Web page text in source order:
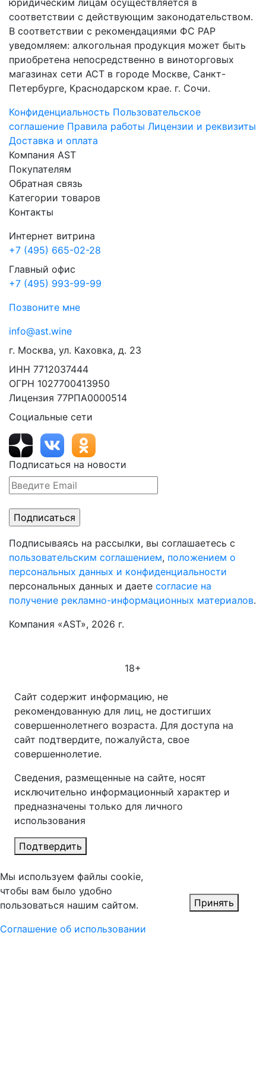
соответствии с действующим законодательством.
В соответствии с рекомендациями ФС РАР
уведомляем: алкогольная продукция может быть
приобретена непосредственно в виноторговых
магазинах сети АСТ в городе Москве, Санкт-
Петербурге, Краснодарском крае. г. Сочи.
Конфиденциальность Пользовательское
соглашение Правила работы Лицензии и реквизиты
Доставка и оплата
Компания AST
Покупателям
Обратная связь
Категории товаров
Контакты
Интернет витрина
+7 (495) 665-02-28
Главный офис
+7 (495) 993-99-99
Позвоните мне
info@ast.wine
г. Москва, ул. Каховка, д. 23
ИНН 7712037444
ОГРН 1027700413950
Лицензия 77РПА0000514
Социальные сети
Подписаться на новости
Подписываясь на рассылки, вы соглашаетесь с
пользовательским соглашением, положением о
персональных данных и конфиденциальности
персональных данных и даете согласие на
получение рекламно-информационных материалов.
Компания «AST», 2026 г.
18+
Сайт содержит информацию, не
рекомендованную для лиц, не достигших
совершеннолетнего возраста. Для доступа на
сайт подтвердите, пожалуйста, свое
совершеннолетие.
Сведения, размещенные на сайте, носят
исключительно информационный характер и
предназначены только для личного
использования
Подтвердить
Мы используем файлы cookie,
чтобы вам было удобно
пользоваться нашим сайтом.
Соглашение об использовании
Принять